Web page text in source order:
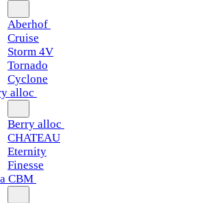
Aberhof
Cruise
Storm 4V
Tornado
Сyclone
alloc
Berry alloc
CHATEAU
Eternity
Finesse
CBM